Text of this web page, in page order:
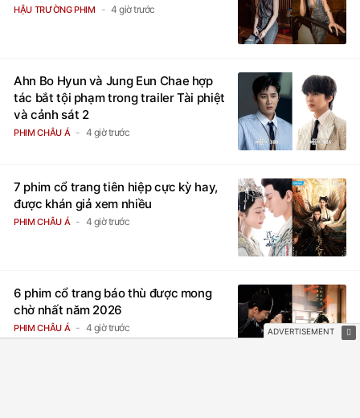
HẬU TRƯỜNG PHIM 4 giờ trước
Ahn Bo Hyun và Jung Eun Chae hợp
tác bắt tội phạm trong trailer Tài phiệt
và cảnh sát 2
PHIM CHÂU Á 4 giờ trước
7 phim cổ trang tiên hiệp cực kỳ hay,
được khán giả xem nhiều
PHIM CHÂU Á 4 giờ trước
6 phim cổ trang báo thù được mong
chờ nhất năm 2026
PHIM CHÂU Á 4 giờ trước